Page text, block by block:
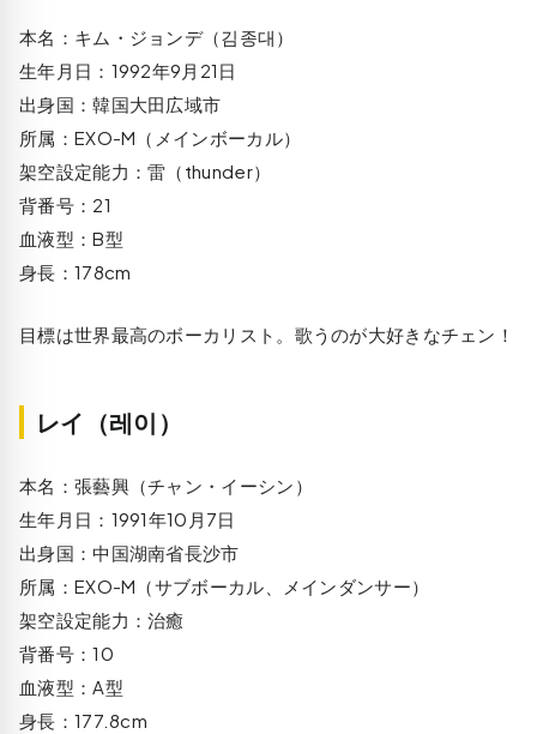
本名：キム・ジョンデ（김종대）
生年月日：1992年9月21日
出身国：韓国大田広域市
所属：EXO-M（メインボーカル）
架空設定能力：雷（thunder）
背番号：21
血液型：B型
身長：178cm
目標は世界最高のボーカリスト。歌うのが大好きなチェン！
レイ（레이）
本名：張藝興（チャン・イーシン）
生年月日：1991年10月7日
出身国：中国湖南省長沙市
所属：EXO-M（サブボーカル、メインダンサー）
架空設定能力：治癒
背番号：10
血液型：A型
身長：177.8cm